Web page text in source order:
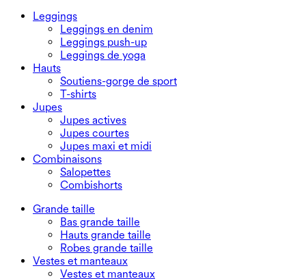
Leggings
Leggings en denim
Leggings push-up
Leggings de yoga
Hauts
Soutiens-gorge de sport
T-shirts
Jupes
Jupes actives
Jupes courtes
Jupes maxi et midi
Combinaisons
Salopettes
Combishorts
Grande taille
Bas grande taille
Hauts grande taille
Robes grande taille
Vestes et manteaux
Vestes et manteaux